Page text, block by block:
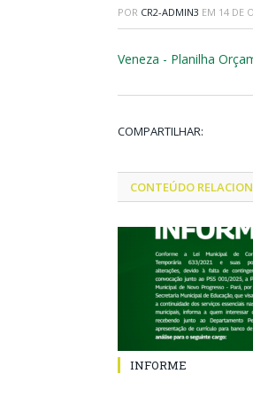
POR CR2-ADMIN3 EM 14 DE
Veneza - Planilha
COMPARTILHAR:
CONTEÚDO
INFORME